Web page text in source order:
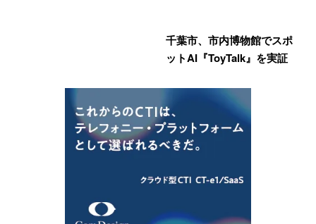
千葉市、市内博物館でスポ
ットAI『ToyTalk』を実証